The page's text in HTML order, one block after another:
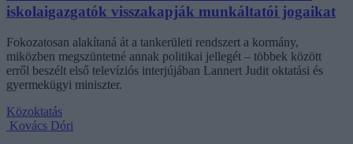
iskolaigazgatók visszakapják munkáltatói jogaikat
Fokozatosan alakítaná át a tankerületi rendszert a kormány,
miközben megszüntetné annak politikai jellegét – többek között
erről beszélt első televíziós interjújában Lannert Judit oktatási és
gyermekügyi miniszter.
Közoktatás
Kovács Dóri